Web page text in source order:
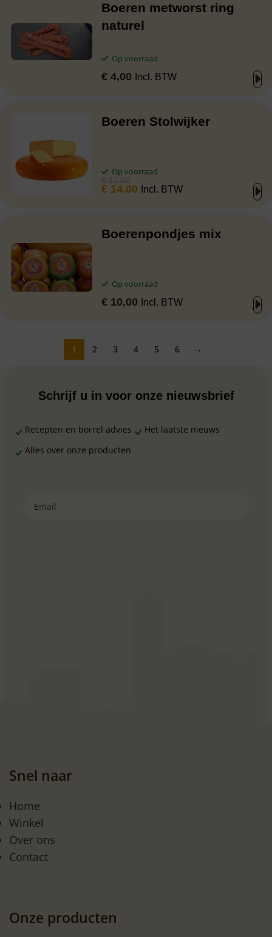
Boeren metworst ring
naturel
Op voorraad
€ 4,00 Incl. BTW
Boeren Stolwijker
Op voorraad
€ 14.00 Incl. BTW
Boerenpondjes mix
Op voorraad
€ 10,00 Incl. BTW
1 2 3 4 5 6 →
Schrijf u in voor onze nieuwsbrief
Recepten en borrel advies
Het laatste nieuws
Alles over onze producten
Snel naar
Home
Winkel
Over ons
Contact
Onze producten